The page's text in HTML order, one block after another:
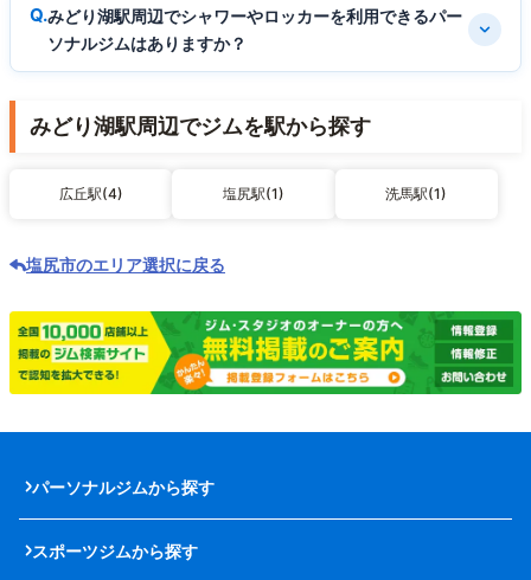
みどり湖駅周辺でシャワーやロッカーを利用できるパー
ソナルジムはありますか？
みどり湖駅周辺でジムを駅から探す
広丘駅(4) 塩尻駅(1) 洗馬駅(1)
塩尻市のエリア選択に戻る
パーソナルジムから探す
スポーツジムから探す